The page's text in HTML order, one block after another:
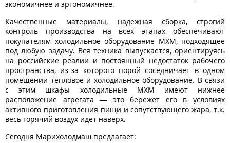
экономичнее и эргономичнее.
Качественные материалы, надежная сборка, строгий
контроль производства на всех этапах обеспечивают
покупателям холодильное оборудование МХМ, подходящее
под любую задачу. Вся техника выпускается, ориентируясь
на российские реалии и постоянный недостаток рабочего
пространства, из-за которого порой соседничает в одном
помещении тепловое и холодильное оборудование. В связи
с этим шкафы холодильные МХМ имеют нижнее
расположение агрегата — это бережет его в условиях
активного приготовления пищи и сопутствующего жара, т.к.
весь горячий воздух идет наверх.
Сегодня Марихолодмаш предлагает: